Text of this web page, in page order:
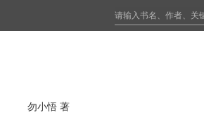
勿小悟 著